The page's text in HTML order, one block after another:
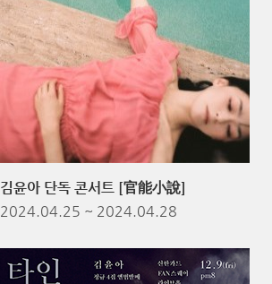
김윤아 단독 콘서트 [官能小說]
2024.04.25 ~ 2024.04.28